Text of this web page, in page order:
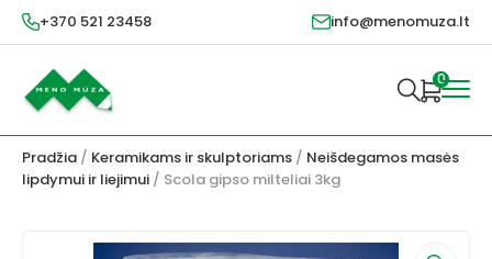
+370 521 23458 info@menomuza.lt
0
Pradžia / Keramikams ir skulptoriams / Neišdegamos masės
lipdymui ir liejimui / Scola gipso milteliai 3kg